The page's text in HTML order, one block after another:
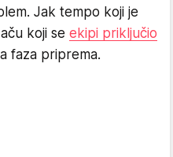
Jak tempo koji je
koji se ekipi priključio
faza priprema.